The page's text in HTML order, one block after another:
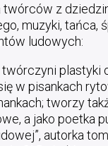
twórców z
muzyki, tańca,
ludowych:
plastyki
w pisankach
tworzy
a jako poetka
autorka